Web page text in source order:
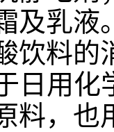
及乳液
饮料的
日用化
料，也